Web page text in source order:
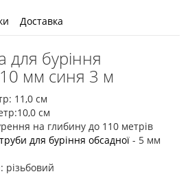
Доставка
для буріння
мм синя 3 м
11,0 см
см
на глибину до 110 метрів
труби для буріння обсадної - 5 мм
різьбовий